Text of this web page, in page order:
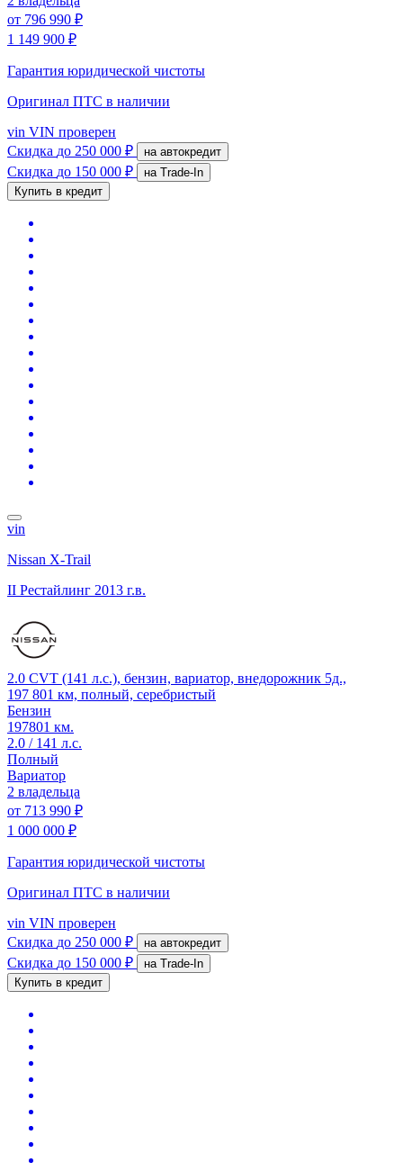
от 796 990 ₽
1 149 900 ₽
Гарантия юридической чистоты
Оригинал ПТС в наличии
vin VIN проверен
Скидка до 250 000 ₽ на автокредит
Скидка до 150 000 ₽
на Trade-In
Купить в кредит
vin
Nissan X-Trail
II Рестайлинг 2013 г.в.
2.0 CVT (141 л.с.), бензин, вариатор, внедорожник 5д.,
197 801 км, полный, серебристый
Бензин
197801 км.
2.0 / 141 л.с.
Полный
Вариатор
2 владельца
от 713 990 ₽
1 000 000 ₽
Гарантия юридической чистоты
Оригинал ПТС в наличии
vin VIN проверен
Скидка до 250 000 ₽ на автокредит
Скидка до 150 000 ₽
на Trade-In
Купить в кредит